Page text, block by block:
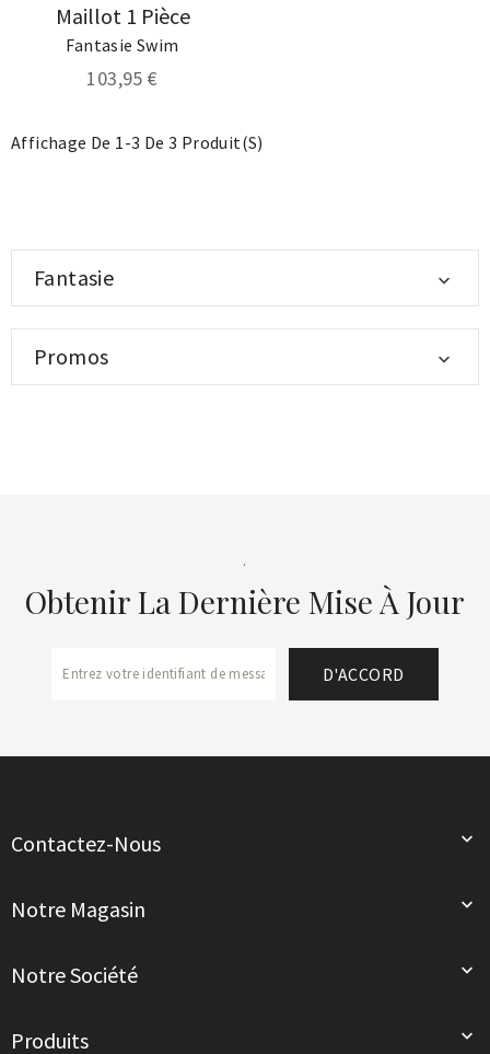
Maillot 1 Pièce
Fantasie Swim
103,95 €
Affichage De 1-3 De 3 Produit(s)
Fantasie 
Promos 
.
Obtenir La Dernière Mise À Jour
Contactez-Nous 
Notre Magasin 
Notre Société 
Produits 